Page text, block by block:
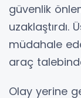
güvenlik
uzaklaştırdı.
müdahale
araç
Olay yerine